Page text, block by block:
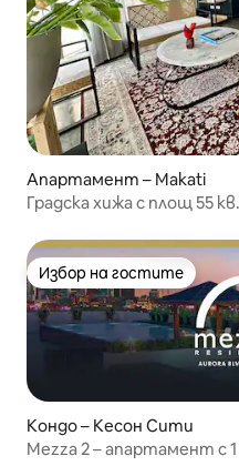
Апартамент – Makati
Градска хижа с площ 55
Избор на гостите
Избор на гостите
Кондо – Кесон Сити
Mezza 2 – апартамент с